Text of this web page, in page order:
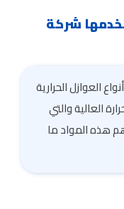
شركة
العوازل الحرارية
العالية والتي
هذه المواد ما